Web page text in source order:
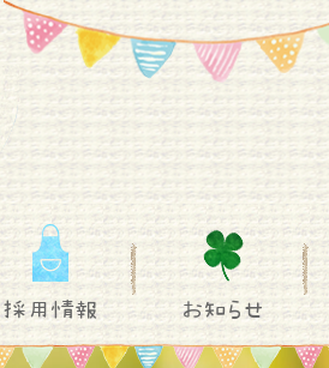
採用情報 お知らせ